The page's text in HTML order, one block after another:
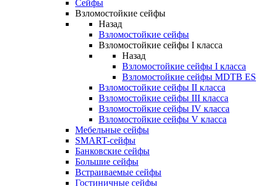
Сейфы
Взломостойкие сейфы
Назад
Взломостойкие сейфы
Взломостойкие сейфы I класса
Назад
Взломостойкие сейфы I класса
Взломостойкие сейфы MDTB ES
Взломостойкие сейфы II класса
Взломостойкие сейфы III класса
Взломостойкие сейфы IV класса
Взломостойкие сейфы V класса
Мебельные сейфы
SMART-сейфы
Банковские сейфы
Большие сейфы
Встраиваемые сейфы
Гостиничные сейфы